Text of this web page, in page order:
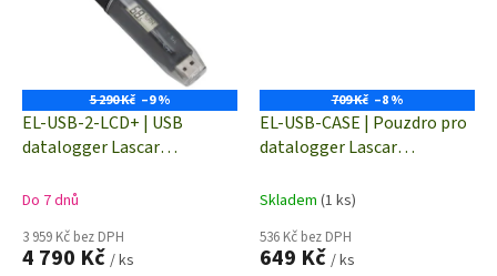
5 290 Kč –9 %
EL-USB-2-LCD+ | USB
datalogger Lascar
vlhkosti a teploty vzduchu
Do 7 dnů
3 959 Kč bez DPH
4 790 Kč / ks
709 Kč –8 %
EL-USB-CASE | Pouzdro pro
datalogger Lascar
Skladem (1 ks)
536 Kč bez DPH
649 Kč / ks